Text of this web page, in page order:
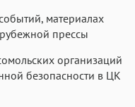
Аа Аа
материалах
прессы
организаций
безопасности в ЦК